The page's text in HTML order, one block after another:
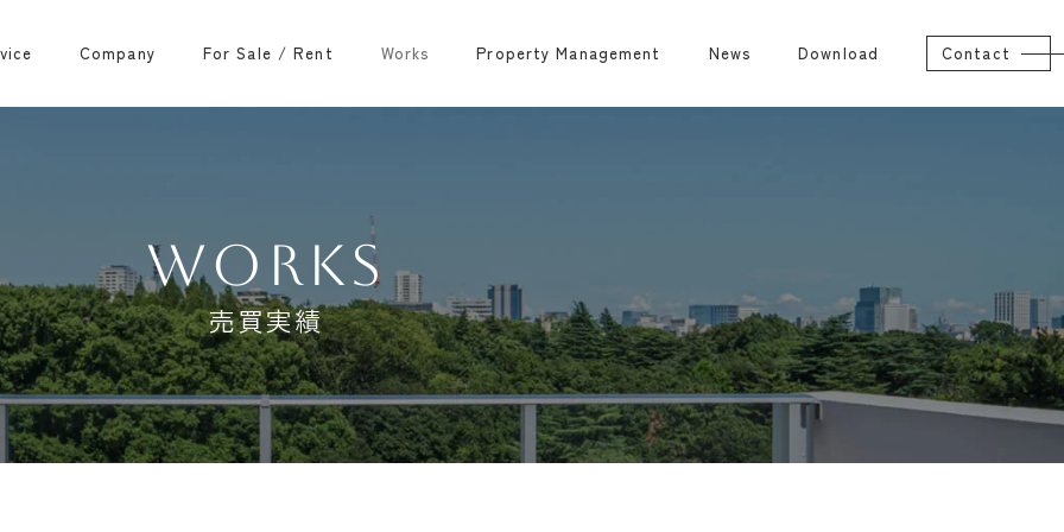
Company For Sale / Rent Works Property Management News Download Contact
WORKS
売買実績